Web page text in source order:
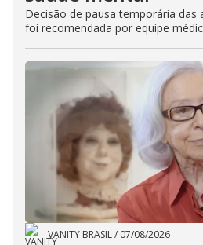
Decisão de pausa temporária das
foi recomendada por equipe
VANITY BRASIL/ 07/08/2026